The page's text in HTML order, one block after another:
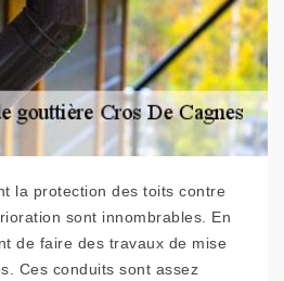
la protection des toits contre
sont innombrables. En
de faire des travaux de mise
Ces conduits sont assez